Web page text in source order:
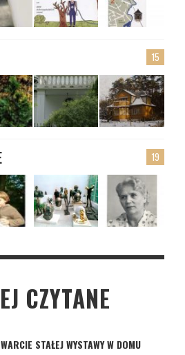
15
19
CZYTANE
STAŁEJ WYSTAWY W DOMU